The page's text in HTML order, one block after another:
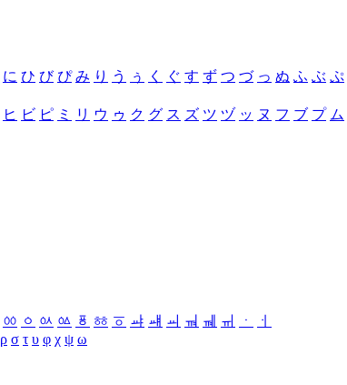
に ひ び ぴ み り う ぅ く ぐ す ず つ づ っ ぬ ふ ぶ ぷ
ヒ ビ ピ ミ リ ウ ゥ ク グ ス ズ ツ ヅ ッ ヌ フ ブ プ ム
ㆀ ㆁ ㆂ ㆃ ㆄ ㆅ ㆆ ㆇ ㆈ ㆉ ㆊ ㆋ ㆌ ㆍ
ㆎ
ρ σ τ υ φ χ ψ ω